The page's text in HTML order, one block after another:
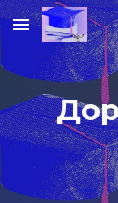
Skip to main